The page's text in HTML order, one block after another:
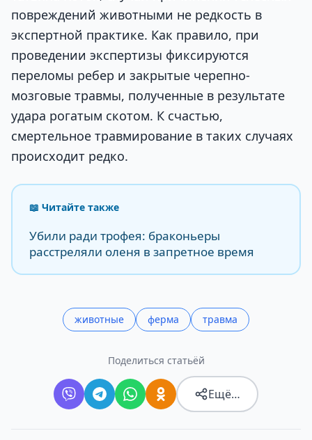
повреждений животными не редкость в
экспертной практике. Как правило, при
проведении экспертизы фиксируются
переломы ребер и закрытые черепно-
мозговые травмы, полученные в результате
удара рогатым скотом. К счастью,
смертельное травмирование в таких случаях
происходит редко.
📖 Читайте также
Убили ради трофея: браконьеры
расстреляли оленя в запретное время
животные ферма травма
Поделиться статьёй
Ещё…